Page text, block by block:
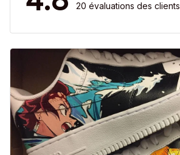
20 évaluations des clients